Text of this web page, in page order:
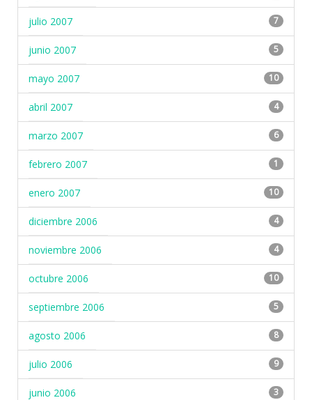
julio 2007 7
junio 2007 5
mayo 2007 10
abril 2007 4
marzo 2007 6
febrero 2007 1
enero 2007 10
diciembre 2006 4
noviembre 2006 4
octubre 2006 10
septiembre 2006 5
agosto 2006 8
julio 2006 9
junio 2006 3